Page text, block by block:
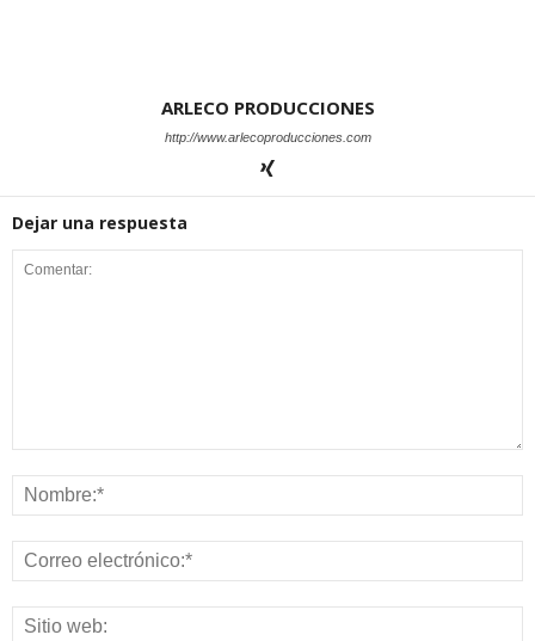
ARLECO PRODUCCIONES
http://www.arlecoproducciones.com
Dejar una respuesta